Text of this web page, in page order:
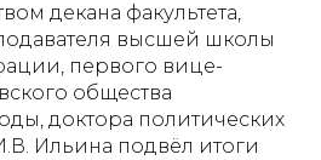
декана факультета,
высшей школы
первого вице-
общества
доктора политических
Ильина подвёл итоги